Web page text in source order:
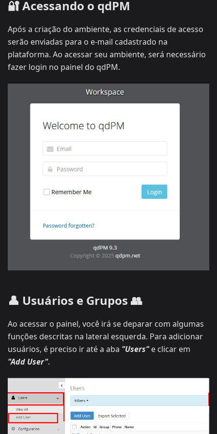
🔐 Acessando o qdPM
Após a criação do ambiente, as credenciais de acesso
serão enviadas para o e-mail cadastrado na
plataforma. Ao acessar seu ambiente, será necessário
fazer login no painel do qdPM.
👤 Usuários e Grupos 👥
Ao acessar o painel, você irá se deparar com algumas
funções descritas na lateral esquerda. Para adicionar
usuários, é preciso ir até a aba "Users"e clicar em
"Add User".